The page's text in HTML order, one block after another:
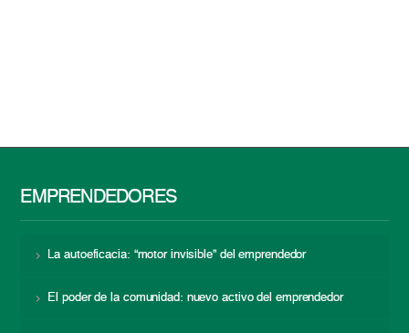
EMPRENDEDORES
La autoeficacia: “motor invisible” del emprendedor
El poder de la comunidad: nuevo activo del emprendedor